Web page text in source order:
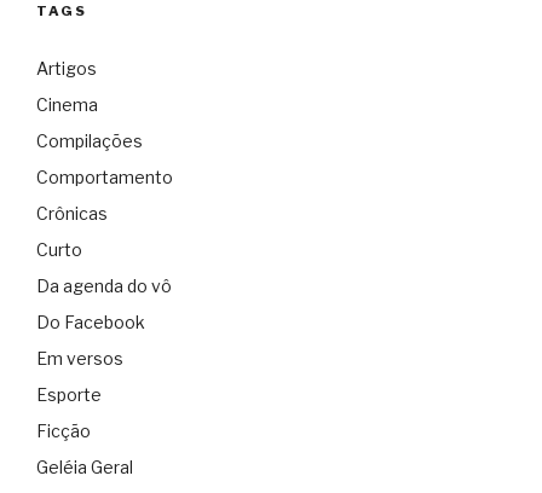
TAGS
Artigos
Cinema
Compilações
Comportamento
Crônicas
Curto
Da agenda do vô
Do Facebook
Em versos
Esporte
Ficção
Geléia Geral